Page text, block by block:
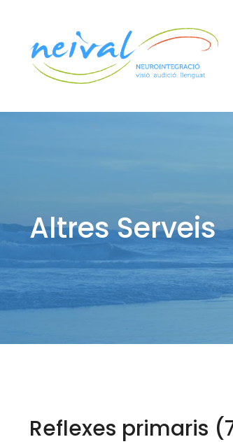
contingut
Altres Serveis
Reflexes primaris